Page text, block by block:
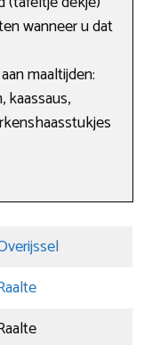
wanneer u dat
maaltijden:
kaassaus,